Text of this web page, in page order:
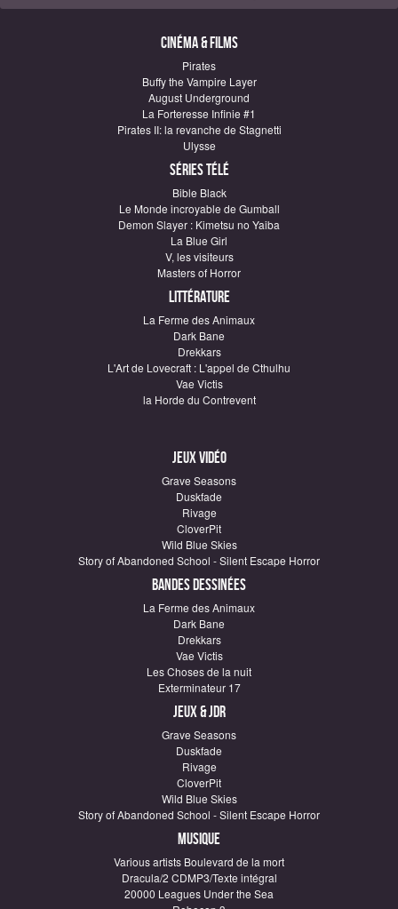
Cinéma & Films
Pirates
Buffy the Vampire Layer
August Underground
La Forteresse Infinie #1
Pirates II: la revanche de Stagnetti
Ulysse
Séries télé
Bible Black
Le Monde incroyable de Gumball
Demon Slayer : Kimetsu no Yaiba
La Blue Girl
V, les visiteurs
Masters of Horror
Littérature
La Ferme des Animaux
Dark Bane
Drekkars
L'Art de Lovecraft : L'appel de Cthulhu
Vae Victis
la Horde du Contrevent
Jeux vidéo
Grave Seasons
Duskfade
Rivage
CloverPit
Wild Blue Skies
Story of Abandoned School - Silent Escape Horror
Bandes dessinées
La Ferme des Animaux
Dark Bane
Drekkars
Vae Victis
Les Choses de la nuit
Exterminateur 17
Jeux & JDR
Grave Seasons
Duskfade
Rivage
CloverPit
Wild Blue Skies
Story of Abandoned School - Silent Escape Horror
Musique
Various artists Boulevard de la mort
Dracula/2 CDMP3/Texte intégral
20000 Leagues Under the Sea